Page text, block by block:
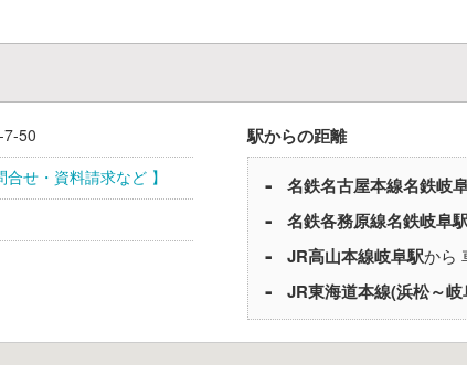
7-50
合せ・資料請求など 】
駅からの距離
名鉄名古屋本線名鉄岐
名鉄各務原線名鉄岐阜
JR高山本線岐阜駅から
JR東海道本線(浜松～岐